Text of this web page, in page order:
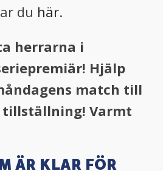
du här.
herrarna i
Hjälp
match till
Varmt
ÄR KLAR FÖR